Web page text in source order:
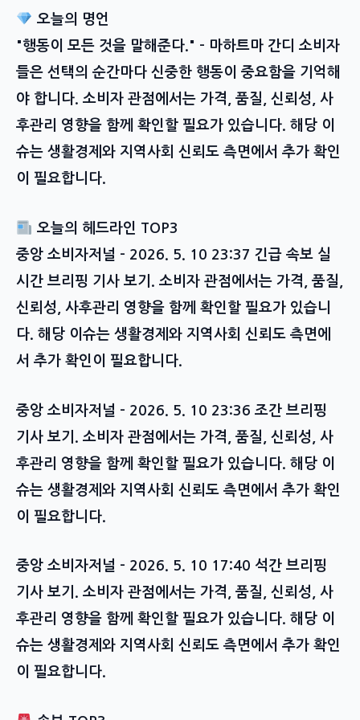
오늘의 명언
"행동이 모든 것을 말해준다." – 마하트마 간디 소비자
들은 선택의 순간마다 신중한 행동이 중요함을 기억해
야 합니다. 소비자 관점에서는 가격, 품질, 신뢰성, 사
후관리 영향을 함께 확인할 필요가 있습니다. 해당 이
슈는 생활경제와 지역사회 신뢰도 측면에서 추가 확인
이 필요합니다.
오늘의 헤드라인 TOP3
중앙 소비자저널 – 2026. 5. 10 23:37 긴급 속보 실
시간 브리핑 기사 보기. 소비자 관점에서는 가격, 품질,
신뢰성, 사후관리 영향을 함께 확인할 필요가 있습니
다. 해당 이슈는 생활경제와 지역사회 신뢰도 측면에
서 추가 확인이 필요합니다.
중앙 소비자저널 – 2026. 5. 10 23:36 조간 브리핑
기사 보기. 소비자 관점에서는 가격, 품질, 신뢰성, 사
후관리 영향을 함께 확인할 필요가 있습니다. 해당 이
슈는 생활경제와 지역사회 신뢰도 측면에서 추가 확인
이 필요합니다.
중앙 소비자저널 – 2026. 5. 10 17:40 석간 브리핑
기사 보기. 소비자 관점에서는 가격, 품질, 신뢰성, 사
후관리 영향을 함께 확인할 필요가 있습니다. 해당 이
슈는 생활경제와 지역사회 신뢰도 측면에서 추가 확인
이 필요합니다.